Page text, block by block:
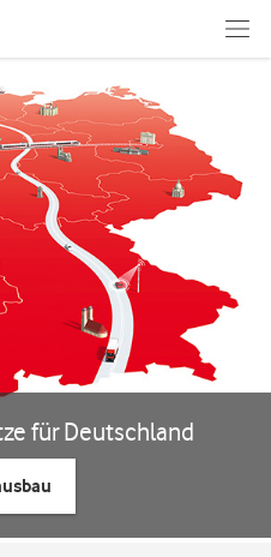
für Deutschland